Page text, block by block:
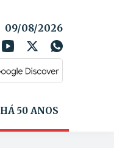
09/08/2026
HÁ 50 ANOS